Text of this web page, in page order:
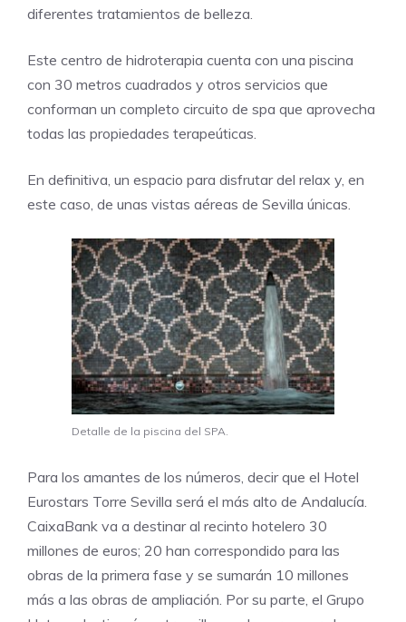
diferentes tratamientos de belleza.
Este centro de hidroterapia cuenta con una piscina
con 30 metros cuadrados y otros servicios que
conforman un completo circuito de spa que aprovecha
todas las propiedades terapeúticas.
En definitiva, un espacio para disfrutar del relax y, en
este caso, de unas vistas aéreas de Sevilla únicas.
Detalle de la piscina del SPA.
Para los amantes de los números, decir que el Hotel
Eurostars Torre Sevilla será el más alto de Andalucía.
CaixaBank va a destinar al recinto hotelero 30
millones de euros; 20 han correspondido para las
obras de la primera fase y se sumarán 10 millones
más a las obras de ampliación. Por su parte, el Grupo